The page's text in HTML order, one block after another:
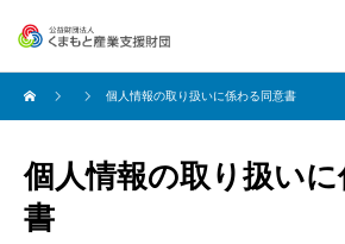
個人情報の取り扱いに係わる同意書
個人情報の取り扱い
書